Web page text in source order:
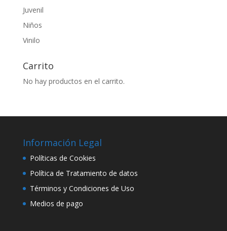
Juvenil
Niños
Vinilo
Carrito
No hay productos en el carrito.
Información Legal
Políticas de Cookies
Política de Tratamiento de datos
Términos y Condiciones de Uso
Medios de pago